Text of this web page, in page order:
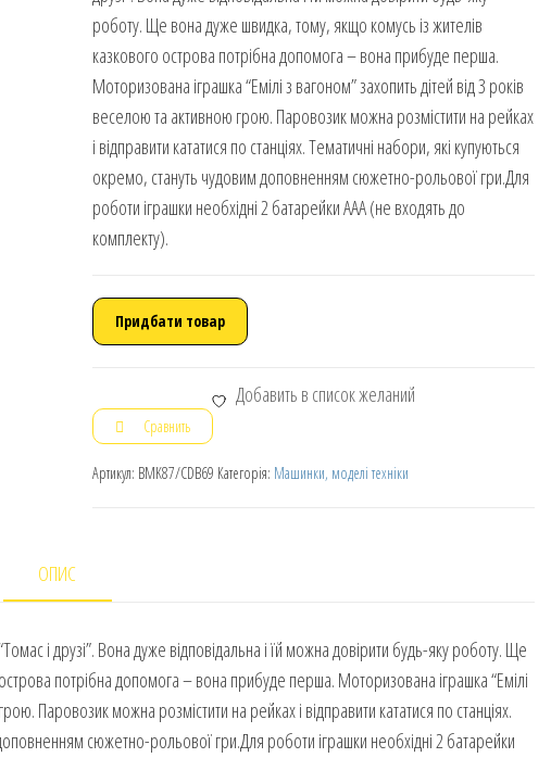
роботу. Ще вона дуже швидка, тому, якщо комусь із жителів
казкового острова потрібна допомога – вона прибуде перша.
Моторизована іграшка “Емілі з вагоном” захопить дітей від 3 років
веселою та активною грою. Паровозик можна розмістити на рейках
і відправити кататися по станціях. Тематичні набори, які купуються
окремо, стануть чудовим доповненням сюжетно-рольової гри.Для
роботи іграшки необхідні 2 батарейки AAA (не входять до
комплекту).
Придбати товар
Добавить в список желаний
Сравнить
Артикул: BMK87/CDB69 Категорія: Машинки, моделі техніки
ОПИС
і друзі”. Вона дуже відповідальна і їй можна довірити будь-яку роботу. Ще
потрібна допомога – вона прибуде перша. Моторизована іграшка “Емілі
Паровозик можна розмістити на рейках і відправити кататися по станціях.
сюжетно-рольової гри.Для роботи іграшки необхідні 2 батарейки